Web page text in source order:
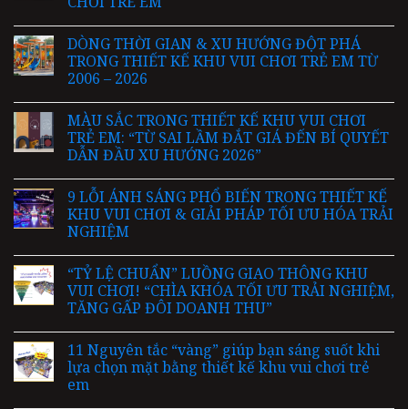
DÒNG THỜI GIAN & XU HƯỚNG ĐỘT PHÁ
TRONG THIẾT KẾ KHU VUI CHƠI TRẺ EM TỪ
2006 – 2026
MÀU SẮC TRONG THIẾT KẾ KHU VUI CHƠI
TRẺ EM: “TỪ SAI LẦM ĐẮT GIÁ ĐẾN BÍ QUYẾT
DẪN ĐẦU XU HƯỚNG 2026”
9 LỖI ÁNH SÁNG PHỔ BIẾN TRONG THIẾT KẾ
KHU VUI CHƠI & GIẢI PHÁP TỐI ƯU HÓA TRẢI
NGHIỆM
“TỶ LỆ CHUẨN” LUỒNG GIAO THÔNG KHU
VUI CHƠI! “CHÌA KHÓA TỐI ƯU TRẢI NGHIỆM,
TĂNG GẤP ĐÔI DOANH THU”
11 Nguyên tắc “vàng” giúp bạn sáng suốt khi
lựa chọn mặt bằng thiết kế khu vui chơi trẻ
em